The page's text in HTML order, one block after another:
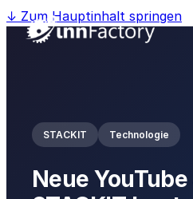
↓ Zum Hauptinhalt springen
STACKIT Technologie
Neue